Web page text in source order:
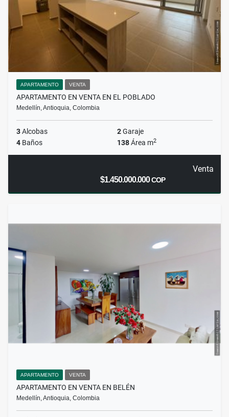
APARTAMENTO VENTA
APARTAMENTO EN VENTA EN EL POBLADO
Medellín, Antioquia, Colombia
3Alcobas 2Garaje
4 Baños 138Área m2
Venta
$1.450.000.000COP
APARTAMENTO VENTA
APARTAMENTO EN VENTA EN BELÉN
Medellín, Antioquia, Colombia